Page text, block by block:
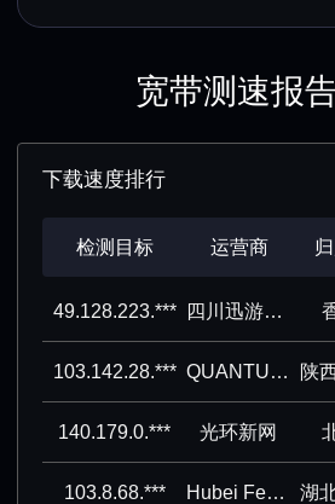
宽带测速报
下载速度排行
检测目标 运营商
49.128.223.*** 四川迅游网络科技股份有限公司
103.142.28.*** QUANTUM DATA COMMUNICATIONS, INC. 陕
140.179.0.*** 光环新网
103.8.68.*** Hubei Feixun Network Co., Ltd 湖